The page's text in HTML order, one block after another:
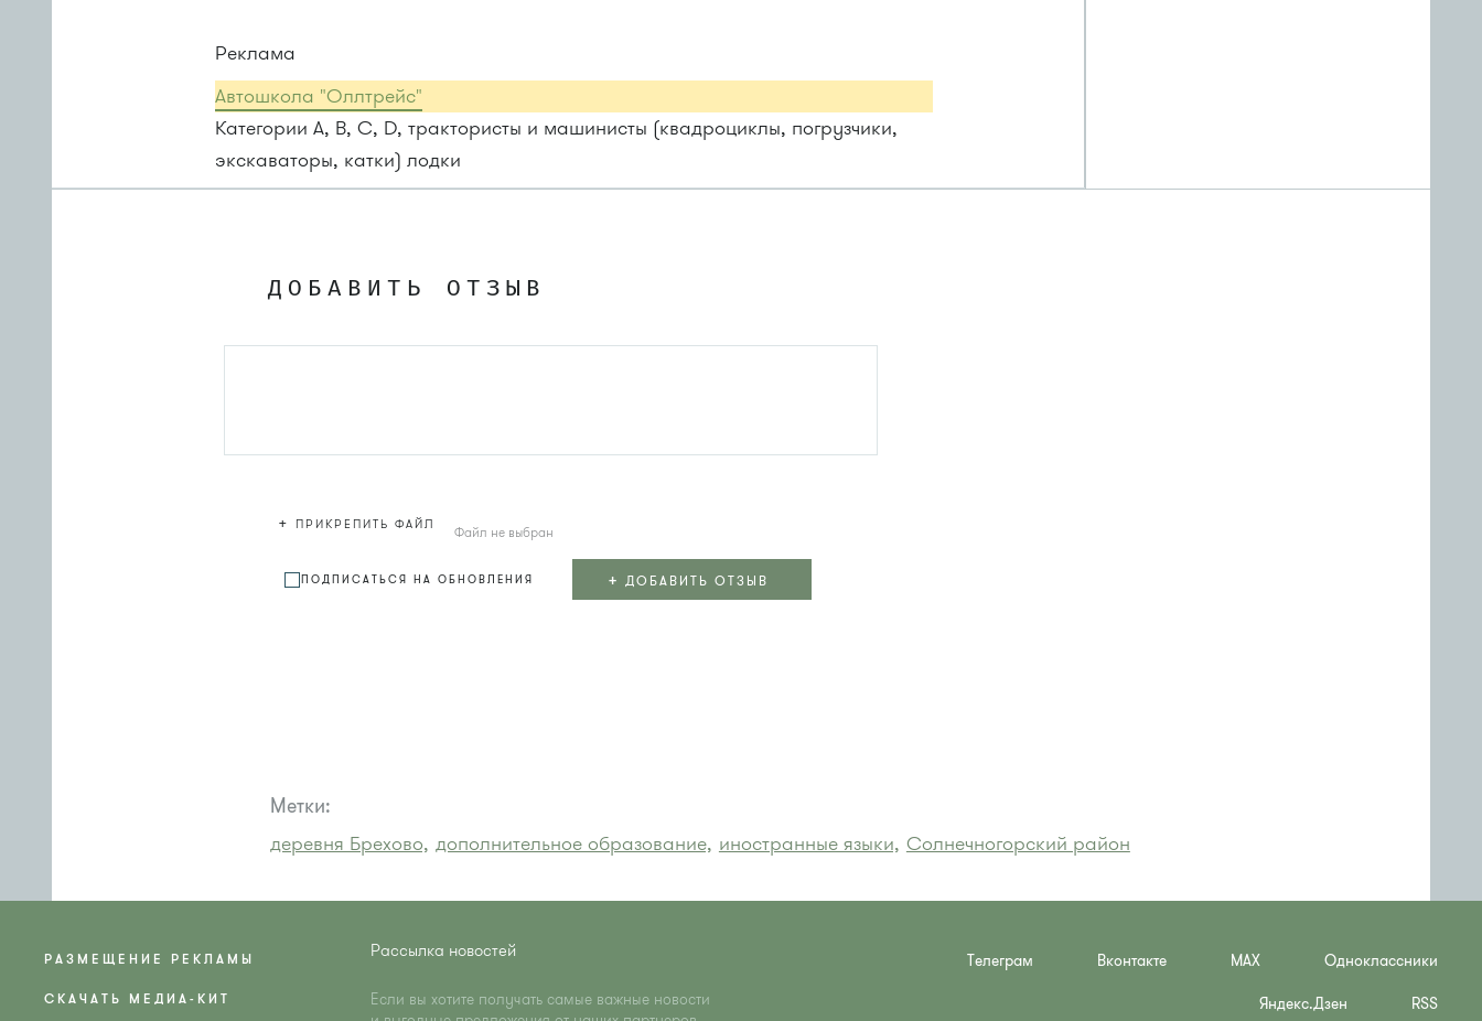
Реклама
Автошкола "Оллтрейс"
Категории A, B, C, D, трактористы и машинисты (квадроциклы, погрузчики,
экскаваторы, катки) лодки
ДОБАВИТЬ ОТЗЫВ
+ ПРИКРЕПИТЬ ФАЙЛ Файл не выбран
ПОДПИСАТЬСЯ НА ОБНОВЛЕНИЯ + ДОБАВИТЬ ОТЗЫВ
Метки:
деревня Брехово, дополнительное образование, иностранные языки, Солнечногорский район
РАЗМЕЩЕНИЕ РЕКЛАМЫ
СКАЧАТЬ МЕДИА-КИТ
Рассылка новостей
Если вы хотите получать самые важные новости
Телеграм Вконтакте MAX Одноклассники
Яндекс.Дзен RSS